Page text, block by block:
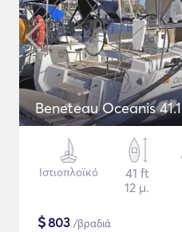
Beneteau Oceanis 41.1
Ιστιοπλοϊκό
41 ft
12 μ.
$803 /βραδιά